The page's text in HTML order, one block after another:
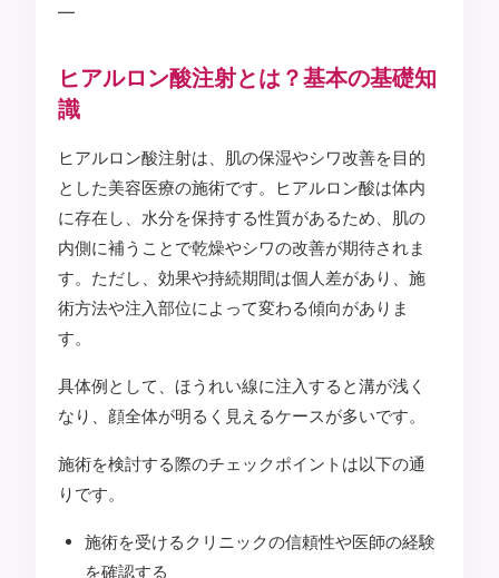
—
ヒアルロン酸注射とは？基本の基礎知
識
ヒアルロン酸注射は、肌の保湿やシワ改善を目的
とした美容医療の施術です。ヒアルロン酸は体内
に存在し、水分を保持する性質があるため、肌の
内側に補うことで乾燥やシワの改善が期待されま
す。ただし、効果や持続期間は個人差があり、施
術方法や注入部位によって変わる傾向がありま
す。
具体例として、ほうれい線に注入すると溝が浅く
なり、顔全体が明るく見えるケースが多いです。
施術を検討する際のチェックポイントは以下の通
りです。
施術を受けるクリニックの信頼性や医師の経験
を確認する